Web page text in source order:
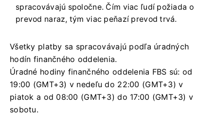
spracovávajú spoločne. Čím viac ľudí požiada o
prevod naraz, tým viac peňazí prevod trvá.
Všetky platby sa spracovávajú podľa úradných
hodín finančného oddelenia.
Úradné hodiny finančného oddelenia FBS sú: od
19:00 (GMT+3) v nedeľu do 22:00 (GMT+3) v
piatok a od 08:00 (GMT+3) do 17:00 (GMT+3) v
sobotu.